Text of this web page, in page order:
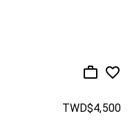
TWD$4,500